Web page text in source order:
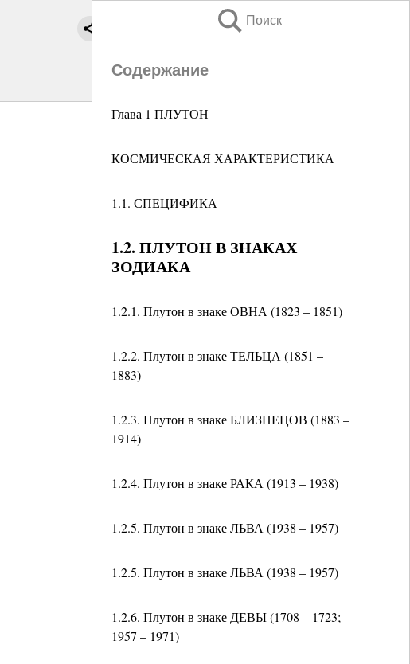
Поиск
Содержание
Глава 1 ПЛУТОН
КОСМИЧЕСКАЯ ХАРАКТЕРИСТИКА
1.1. СПЕЦИФИКА
1.2. ПЛУТОН В ЗНАКАХ
ЗОДИАКА
1.2.1. Плутон в знаке ОВНА (1823 – 1851)
1.2.2. Плутон в знаке ТЕЛЬЦА (1851 –
1883)
1.2.3. Плутон в знаке БЛИЗНЕЦОВ (1883 –
1914)
1.2.4. Плутон в знаке РАКА (1913 – 1938)
1.2.5. Плутон в знаке ЛЬВА (1938 – 1957)
1.2.5. Плутон в знаке ЛЬВА (1938 – 1957)
1.2.6. Плутон в знаке ДЕВЫ (1708 – 1723;
1957 – 1971)